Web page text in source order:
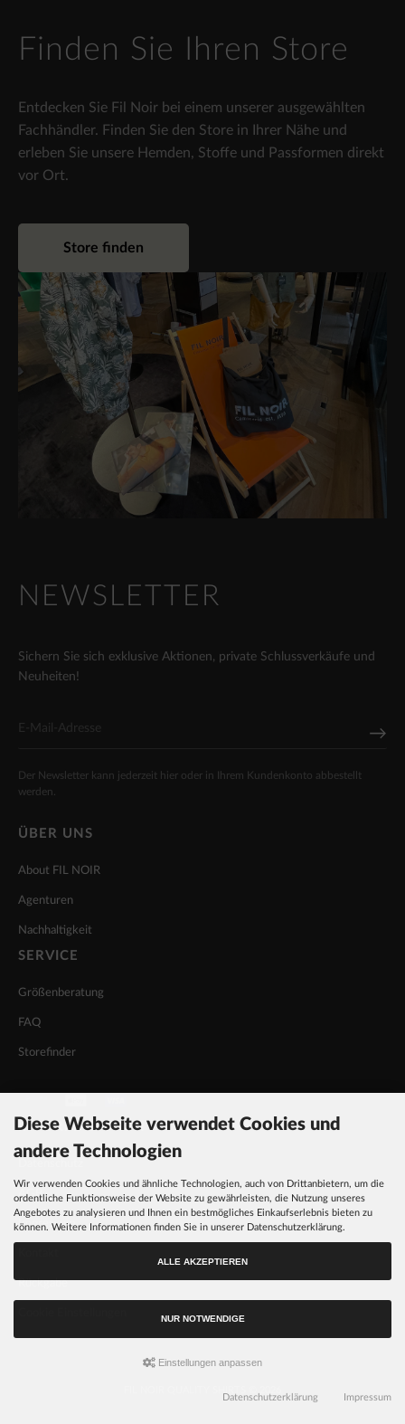
Finden Sie Ihren Store
Entdecken Sie Fil Noir bei einem unserer ausgewählten
Fachhändler. Finden Sie den Store in Ihrer Nähe und
erleben Sie unsere Hemden, Stoffe und Passformen direkt
vor Ort.
Store finden
NEWSLETTER
Sichern Sie sich exklusive Aktionen, private Schlussverkäufe und
Neuheiten!
Der Newsletter kann jederzeit hier oder in Ihrem Kundenkonto abbestellt
werden.
ÜBER UNS
About FIL NOIR
Agenturen
Nachhaltigkeit
SERVICE
Größenberatung
FAQ
Storefinder
INFORMATIONEN
AGB
Impressum
Rückgabe
Diese Webseite verwendet Cookies und
andere Technologien
Wir verwenden Cookies und ähnliche Technologien, auch von Drittanbietern, um die
ordentliche Funktionsweise der Website zu gewährleisten, die Nutzung unseres
Angebotes zu analysieren und Ihnen ein bestmögliches Einkaufserlebnis bieten zu
können. Weitere Informationen finden Sie in unserer Datenschutzerklärung.
ALLE AKZEPTIEREN
NUR NOTWENDIGE
Einstellungen anpassen
Datenschutzerklärung Impressum